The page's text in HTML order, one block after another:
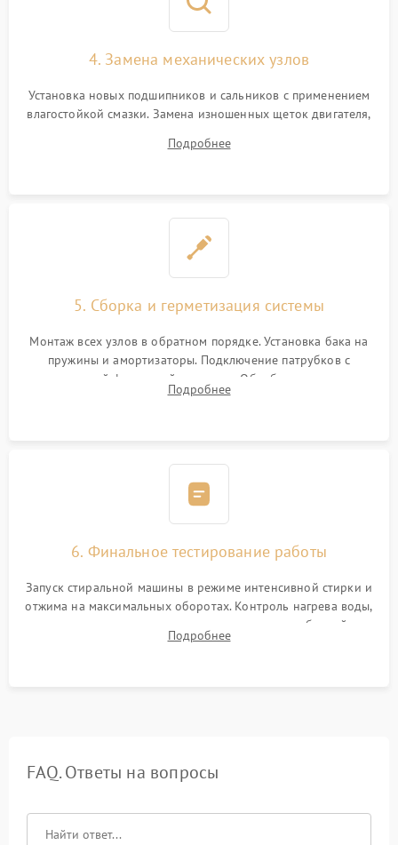
4. Замена механических узлов
Установка новых подшипников и сальников с применением
влагостойкой смазки. Замена изношенных щеток двигателя,
или поврежденной резиновой манжеты.
Подробнее
5. Сборка и герметизация системы
Монтаж всех узлов в обратном порядке. Установка бака на
пружины и амортизаторы. Подключение патрубков с
надежной фиксацией хомутами. Обработка стыков
герметиком для предотвращения возможных протечек воды.
Подробнее
6. Финальное тестирование работы
Запуск стиральной машины в режиме интенсивной стирки и
отжима на максимальных оборотах. Контроль нагрева воды,
корректности слива, отсутствия излишних вибраций,
посторонних стуков и протечек под корпусом.
Подробнее
FAQ. Ответы на вопросы